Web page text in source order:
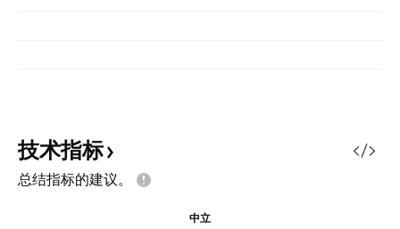
技术指标
总结指标的建议。
中立